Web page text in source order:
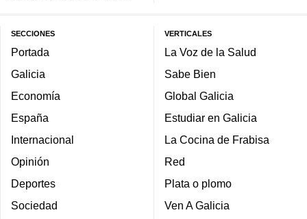
SECCIONES
Portada
Galicia
Economía
España
Internacional
Opinión
Deportes
Sociedad
VERTICALES
La Voz de la Salud
Sabe Bien
Global Galicia
Estudiar en Galicia
La Cocina de Frabisa
Red
Plata o plomo
Ven A Galicia